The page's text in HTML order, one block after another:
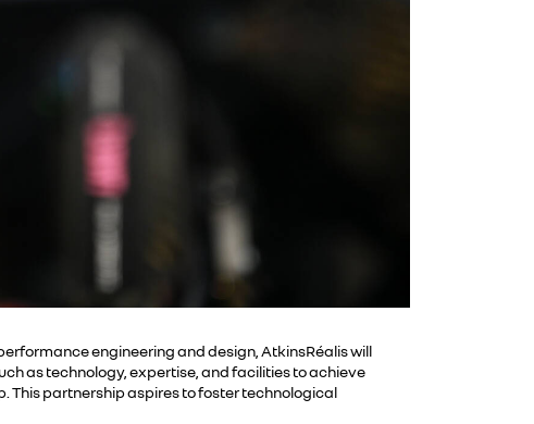
engineering and design, AtkinsRéalis will
as technology, expertise, and facilities to achieve
This partnership aspires to foster technological